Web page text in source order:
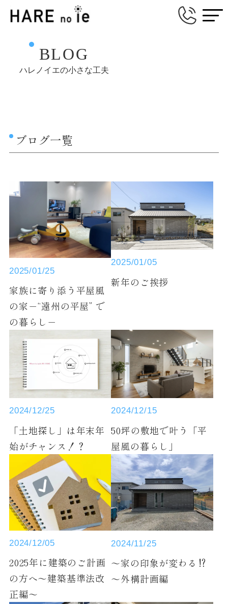
BLOG
ハレノイエの小さな工夫
ブログ一覧
2025/01/25
家族に寄り添う平屋風
の家－“遠州の平屋” で
の暮らし－
2025/01/05
新年のご挨拶
2024/12/25
「土地探し」は年末年
始がチャンス！？
2024/12/15
50坪の敷地で叶う「平
屋風の暮らし」
2024/12/05
2025年に建築のご計画
の方へ～建築基準法改
正編～
2024/11/25
～家の印象が変わる⁉
～外構計画編